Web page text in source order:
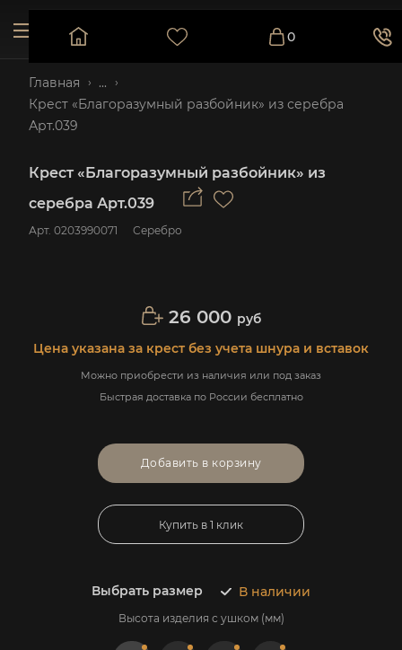
0
Главная
...
Крест «Благоразумный разбойник» из серебра
Арт.039
Крест «Благоразумный разбойник» из
серебра Арт.039
Арт. 0203990071 Серебро
26 000 руб
Цена указана за крест без учета шнура и вставок
Можно приобрести из наличия или под заказ
Быстрая доставка по России бесплатно
Выбрать размер В наличии
Высота изделия с ушком (мм)
Добавить в корзину
Купить в 1 клик